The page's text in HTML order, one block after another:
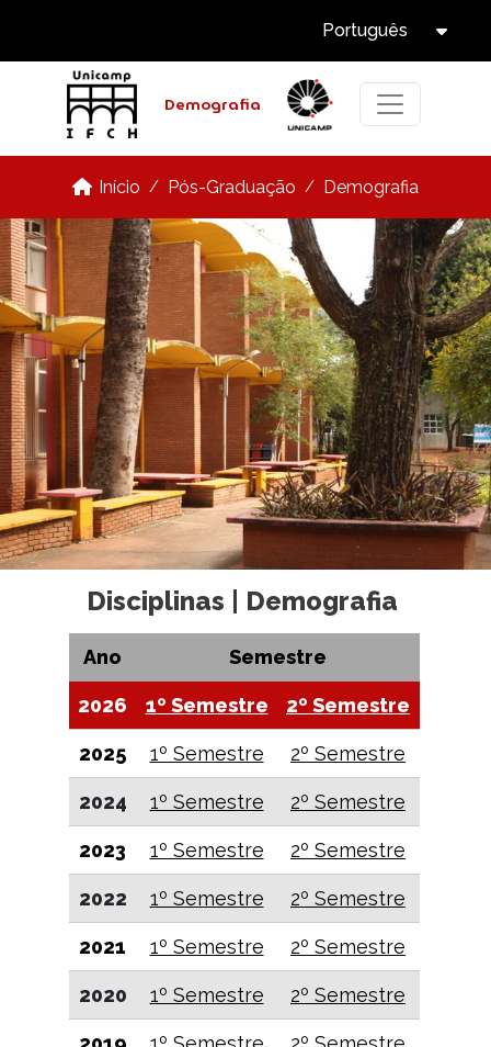
Select
Português
Demografia
Início Pós-Graduação Demografia
Disciplinas | Demografia
Ano Semestre
2026 1º Semestre 2º Semestre
2025 1º Semestre 2º Semestre
2024 1º Semestre 2º Semestre
2023 1º Semestre 2º Semestre
2022 1º Semestre 2º Semestre
2021 1º Semestre 2º Semestre
2020 1º Semestre 2º Semestre